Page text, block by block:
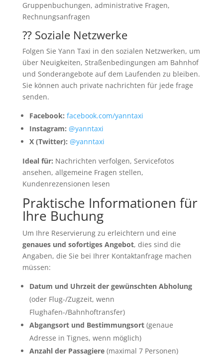
Gruppenbuchungen, administrative Fragen,
Rechnungsanfragen
⁇ Soziale Netzwerke
Folgen Sie Yann Taxi in den sozialen Netzwerken, um
über Neuigkeiten, Straßenbedingungen am Bahnhof
und Sonderangebote auf dem Laufenden zu bleiben.
Sie können auch private nachrichten für jede frage
senden.
Facebook: facebook.com/yanntaxi
Instagram: @yanntaxi
X (Twitter): @yanntaxi
Ideal für: Nachrichten verfolgen, Servicefotos
ansehen, allgemeine Fragen stellen,
Kundenrezensionen lesen
Praktische Informationen für
Ihre Buchung
Um Ihre Reservierung zu erleichtern und eine
genaues und sofortiges Angebot, dies sind die
Angaben, die Sie bei Ihrer Kontaktanfrage machen
müssen:
Datum und Uhrzeit der gewünschten Abholung
(oder Flug-/Zugzeit, wenn
Flughafen-/Bahnhoftransfer)
Abgangsort und Bestimmungsort(genaue
Adresse in Tignes, wenn möglich)
Anzahl der Passagiere(maximal 7 Personen)